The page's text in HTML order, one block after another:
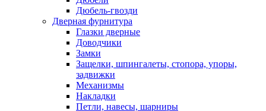
Дюбель-гвозди
Дверная фурнитура
Глазки дверные
Доводчики
Замки
Защелки, шпингалеты, стопора, упоры,
задвижки
Механизмы
Накладки
Петли, навесы, шарниры